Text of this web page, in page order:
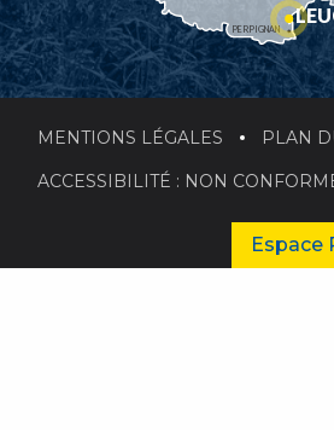
PERPIGNAN
MENTIONS LÉGALES PLAN
ACCESSIBILITÉ : NON
Espace